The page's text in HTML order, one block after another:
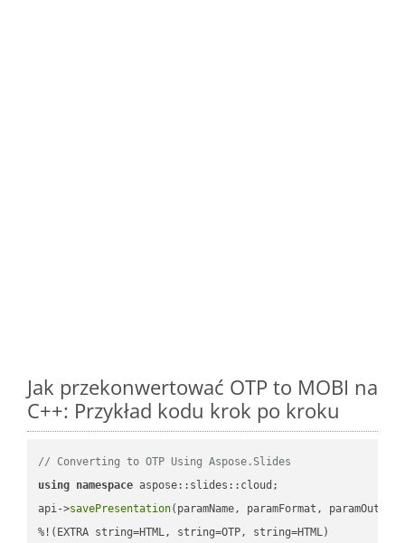
Jak przekonwertować OTP to MOBI na
C++: Przykład kodu krok po kroku
// Converting to OTP Using Aspose.Slides
using namespace aspose::slides::cloud;
api->savePresentation(paramName, paramFormat,